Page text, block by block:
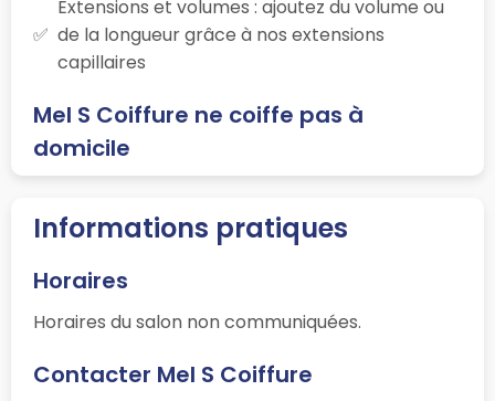
Extensions et volumes : ajoutez du volume ou
de la longueur grâce à nos extensions
capillaires
Mel S Coiffure ne coiffe pas à
domicile
Informations pratiques
Horaires
Horaires du salon non communiquées.
Contacter Mel S Coiffure